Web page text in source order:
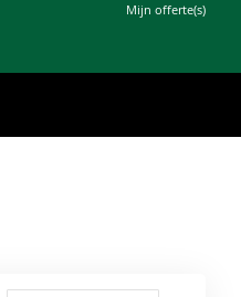
Mijn offerte(s)